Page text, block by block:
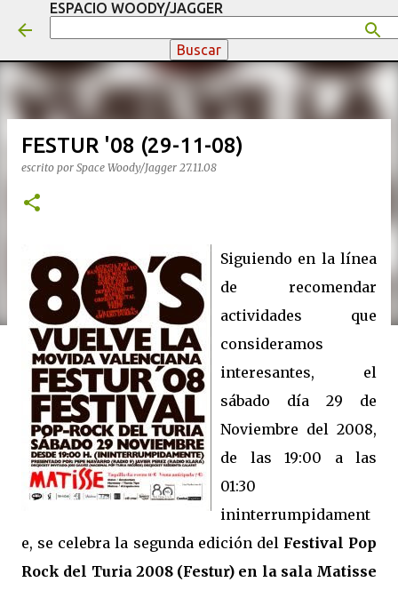
Ir al contenido principal
ESPACIO WOODY/JAGGER
FESTUR '08 (29-11-08)
escrito por Space Woody/Jagger 27.11.08
Siguiendo en la línea
de recomendar
actividades que
consideramos
interesantes, el
sábado día 29 de
Noviembre del 2008,
de las 19:00 a las
01:30
ininterrumpidament
e, se celebra la segunda edición del Festival Pop
Rock del Turia 2008 (Festur) en la sala Matisse